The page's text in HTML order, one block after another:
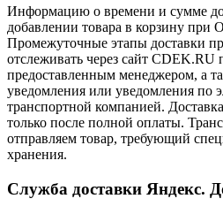
Информацию о времени и сумме
добавлении товара в корзину при
Промежуточные этапы доставки
отслеживать через сайт CDEK.RU
предоставленным менеджером, а
уведомления или уведомления по
транспортной компанией.
только после полной оплаты.
отправляем товар, требующий
хранения.
Служба доставки Яндекс.